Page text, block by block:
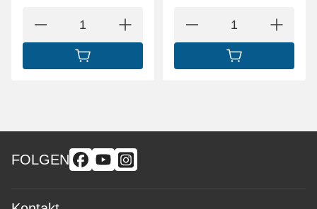
IN DEN WARENKORB IN DEN
FOLGEN